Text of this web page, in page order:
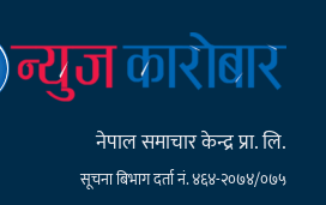
नेपाल समाचार केन्द्र प्रा. लि.
सूचना बिभाग दर्ता नं. ४६४-२०७४/०७५